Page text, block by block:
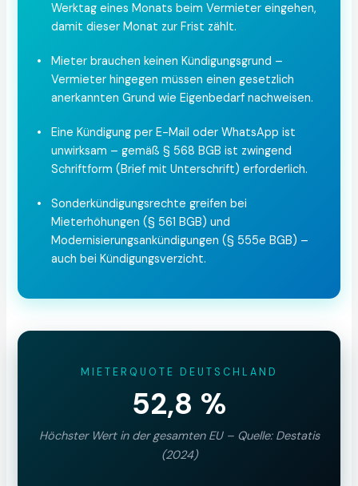
Werktag eines Monats beim Vermieter eingehen,
damit dieser Monat zur Frist zählt.
•
Mieter brauchen keinen Kündigungsgrund –
Vermieter hingegen müssen einen gesetzlich
anerkannten Grund wie Eigenbedarf nachweisen.
•
Eine Kündigung per E-Mail oder WhatsApp ist
unwirksam – gemäß § 568 BGB ist zwingend
Schriftform (Brief mit Unterschrift) erforderlich.
•
Sonderkündigungsrechte greifen bei
Mieterhöhungen (§ 561 BGB) und
Modernisierungsankündigungen (§ 555e BGB) –
auch bei Kündigungsverzicht.
MIETERQUOTE DEUTSCHLAND
52,8 %
Höchster Wert in der gesamten EU – Quelle: Destatis
(2024)